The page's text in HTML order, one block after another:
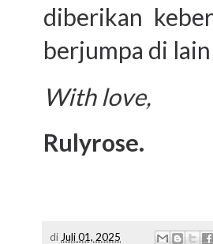
diberikan
berjumpa di
With love,
Rulyrose.
di Juli 01, 2025